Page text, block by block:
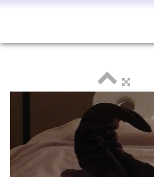
accueil
cosmétique
boutique cadeaux